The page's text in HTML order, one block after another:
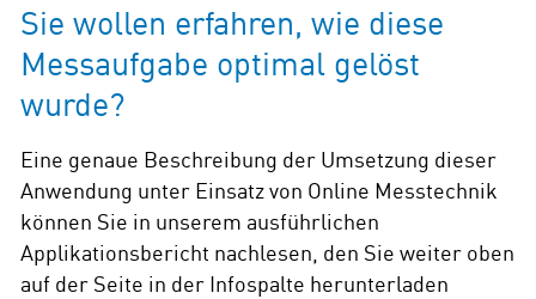
Sie wollen erfahren, wie diese
Messaufgabe optimal gelöst
wurde?
Eine genaue Beschreibung der Umsetzung dieser
Anwendung unter Einsatz von Online Messtechnik
können Sie in unserem ausführlichen
Applikationsbericht nachlesen, den Sie weiter oben
auf der Seite in der Infospalte herunterladen